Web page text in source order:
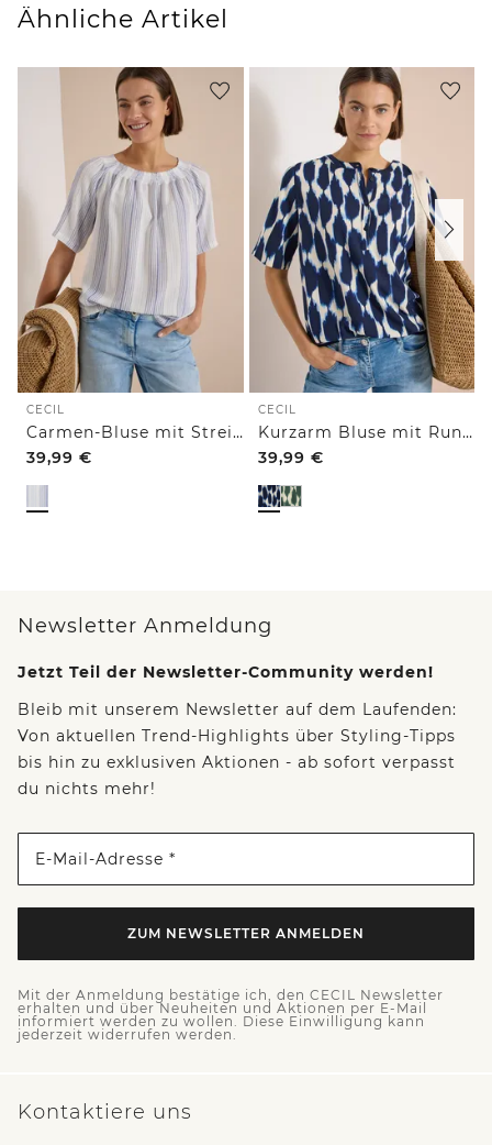
Ähnliche Artikel
CECIL
Carmen-Bluse mit Streifenmuster
39,99 €
CECIL
Kurzarm Bluse mit Rundhals und Print
39,99 €
Newsletter Anmeldung
Jetzt Teil der Newsletter-Community werden!
Bleib mit unserem Newsletter auf dem Laufenden:
Von aktuellen Trend-Highlights über Styling-Tipps
bis hin zu exklusiven Aktionen - ab sofort verpasst
du nichts mehr!
E-Mail-Adresse *
ZUM NEWSLETTER ANMELDEN
Mit der Anmeldung bestätige ich, den CECIL Newsletter
erhalten und über Neuheiten und Aktionen per E-Mail
informiert werden zu wollen. Diese Einwilligung kann
jederzeit widerrufen werden.
Kontaktiere uns